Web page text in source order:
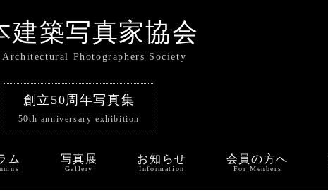
建築写真家協会
Architectural Photographers Society
創立50周年写真集
50th anniversary exhibition
ム 写真展
Gallery
お知らせ
Information
会員の方へ
For Menbers